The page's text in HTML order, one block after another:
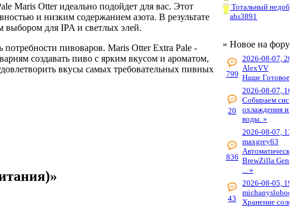
Maris Otter идеально подойдет для вас. Этот
и низким содержанием азота. В результате
выбором для IPA и светлых элей.
пивоваров. Maris Otter Extra Pale -
создавать пиво с ярким вкусом и ароматом,
вкусы самых требовательных пивных
Тотальный
ahs3891
» Новое на
799
2026-08-07,
AlexVV
Наше Готовое
20
2026-08-07,
Собираем
охлаждения из
воды. »
836
2026-08-07,
maxgrey63
BrewZilla
... »
43
2026-08-05,
Хранение